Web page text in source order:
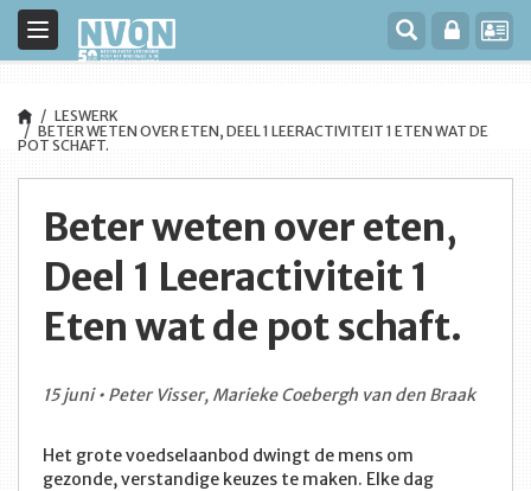
Toggle
navigation
LESWERK
BETER WETEN OVER ETEN, DEEL 1 LEERACTIVITEIT 1 ETEN WAT DE
POT SCHAFT.
Beter weten over eten,
Deel 1 Leeractiviteit 1
Eten wat de pot schaft.
15 juni • Peter Visser, Marieke Coebergh van den Braak
Het grote voedselaanbod dwingt de mens om
gezonde, verstandige keuzes te maken. Elke dag